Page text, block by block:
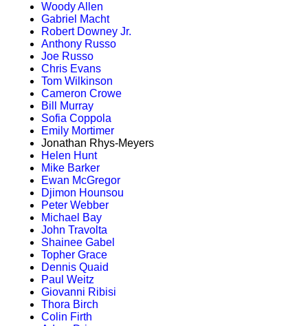
Woody Allen
Gabriel Macht
Robert Downey Jr.
Anthony Russo
Joe Russo
Chris Evans
Tom Wilkinson
Cameron Crowe
Bill Murray
Sofia Coppola
Emily Mortimer
Jonathan Rhys-Meyers
Helen Hunt
Mike Barker
Ewan McGregor
Djimon Hounsou
Peter Webber
Michael Bay
John Travolta
Shainee Gabel
Topher Grace
Dennis Quaid
Paul Weitz
Giovanni Ribisi
Thora Birch
Colin Firth